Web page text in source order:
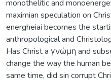
monothelitic and
maximian speculation on
energheiai becomes the
anthropological and
Has Christ a γνώμη and
change the way the human
same time, did sin corrupt